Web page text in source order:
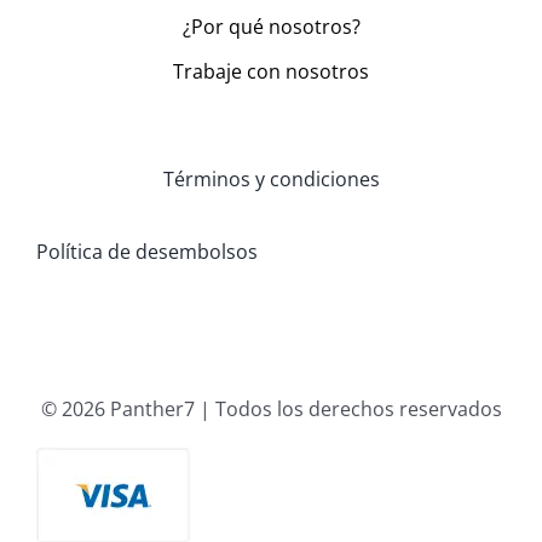
¿Por qué nosotros?
Trabaje con nosotros
Términos y condiciones
Política de desembolsos
© 2026 Panther7 | Todos los derechos reservados